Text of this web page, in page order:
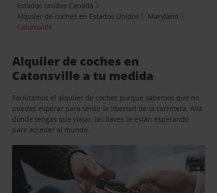
Estados Unidos Canadá
Alquiler de coches en Estados Unidos
Maryland
Catonsville
Alquiler de coches en
Catonsville a tu medida
Facilitamos el alquiler de coches porque sabemos que no
puedes esperar para sentir la libertad de la carretera. Allá
donde tengas que viajar, las llaves te están esperando
para acceder al mundo.